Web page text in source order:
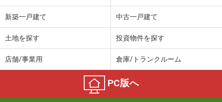
新築一戸建て 中古一戸建て
土地を探す 投資物件を探す
店舗/事業用 倉庫/トランクルーム
PC版へ